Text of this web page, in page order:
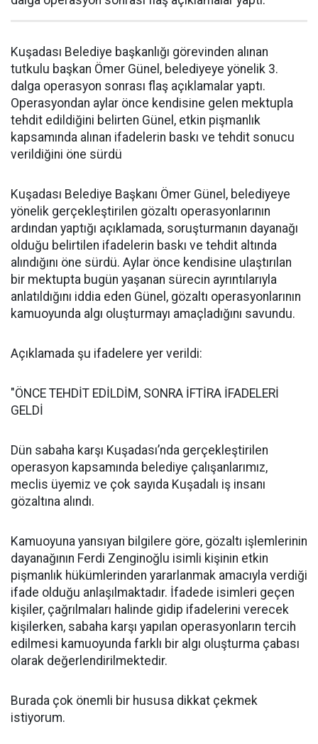
Kuşadası Belediye başkanlığı görevinden alınan
tutkulu başkan Ömer Günel, belediyeye yönelik 3.
dalga operasyon sonrası flaş açıklamalar yaptı.
Operasyondan aylar önce kendisine gelen mektupla
tehdit edildiğini belirten Günel, etkin pişmanlık
kapsamında alınan ifadelerin baskı ve tehdit sonucu
verildiğini öne sürdü
Kuşadası Belediye Başkanı Ömer Günel, belediyeye
yönelik gerçekleştirilen gözaltı operasyonlarının
ardından yaptığı açıklamada, soruşturmanın dayanağı
olduğu belirtilen ifadelerin baskı ve tehdit altında
alındığını öne sürdü. Aylar önce kendisine ulaştırılan
bir mektupta bugün yaşanan sürecin ayrıntılarıyla
anlatıldığını iddia eden Günel, gözaltı operasyonlarının
kamuoyunda algı oluşturmayı amaçladığını savundu.
Açıklamada şu ifadelere yer verildi:
"ÖNCE TEHDİT EDİLDİM, SONRA İFTİRA İFADELERİ
GELDİ
Dün sabaha karşı Kuşadası’nda gerçekleştirilen
operasyon kapsamında belediye çalışanlarımız,
meclis üyemiz ve çok sayıda Kuşadalı iş insanı
gözaltına alındı.
Kamuoyuna yansıyan bilgilere göre, gözaltı işlemlerinin
dayanağının Ferdi Zenginoğlu isimli kişinin etkin
pişmanlık hükümlerinden yararlanmak amacıyla verdiği
ifade olduğu anlaşılmaktadır. İfadede isimleri geçen
kişiler, çağrılmaları halinde gidip ifadelerini verecek
kişilerken, sabaha karşı yapılan operasyonların tercih
edilmesi kamuoyunda farklı bir algı oluşturma çabası
olarak değerlendirilmektedir.
Burada çok önemli bir hususa dikkat çekmek
istiyorum.